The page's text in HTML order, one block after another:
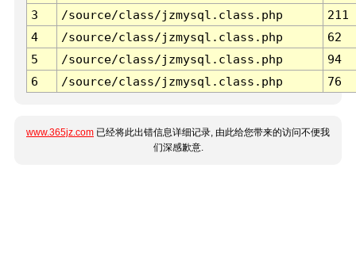
3 /source/class/jzmysql.class.php
211
4
/source/class/jzmysql.class.php
62
5
/source/class/jzmysql.class.php
94
6
/source/class/jzmysql.class.php 76
www.365jz.com 已经将此出错信息详细记录, 由此给您带来的访问不便我
们深感歉意.